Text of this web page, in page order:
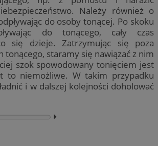
Należy również o
do osoby tonącej. Po skoku
do tonącego, cały czas
się dzieje. Zatrzymując się poza
tonącego, staramy się nawiązać z nim
szok spowodowany tonięciem jest
to niemożliwe. W takim przypadku
i w dalszej kolejności doholować
⏵︎